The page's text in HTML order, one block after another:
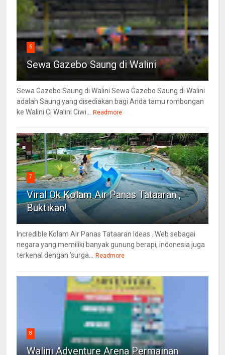
6
Sewa Gazebo Saung di Walini
Sewa Gazebo Saung di Walini Sewa Gazebo Saung di Walini
adalah Saung yang disediakan bagi Anda tamu rombongan
ke Walini Ci Walini Ciwi...
Readmore
7
Viral Ok Kolam Air Panas Tataaran ,
Buktikan!
Incredible Kolam Air Panas Tataaran Ideas . Web sebagai
negara yang memiliki banyak gunung berapi, indonesia juga
terkenal dengan 'surga...
Readmore
8
Walini Adventure Arena Permainan